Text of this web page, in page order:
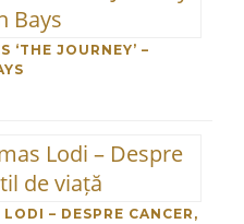
‘THE JOURNEY’ –
– DESPRE CANCER,